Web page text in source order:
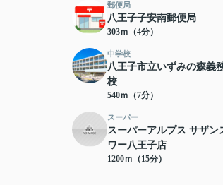
郵便局
八王子子安南郵便局
303ｍ（4分）
中学校
八王子市立いずみの森義
校
540ｍ（7分）
スーパー
スーパーアルプス サザン
ワー八王子店
1200ｍ（15分）